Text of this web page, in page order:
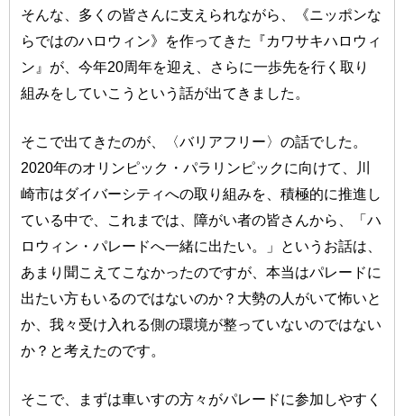
そんな、多くの皆さんに支えられながら、《ニッポンな
らではのハロウィン》を作ってきた『カワサキハロウィ
ン』が、今年20周年を迎え、さらに一歩先を行く取り
組みをしていこうという話が出てきました。
そこで出てきたのが、〈バリアフリー〉の話でした。
2020年のオリンピック・パラリンピックに向けて、川
崎市はダイバーシティへの取り組みを、積極的に推進し
ている中で、これまでは、障がい者の皆さんから、「ハ
ロウィン・パレードへ一緒に出たい。」というお話は、
あまり聞こえてこなかったのですが、本当はパレードに
出たい方もいるのではないのか？大勢の人がいて怖いと
か、我々受け入れる側の環境が整っていないのではない
か？と考えたのです。
そこで、まずは車いすの方々がパレードに参加しやすく